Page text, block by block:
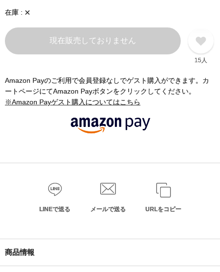
在庫 ×
現在販売しておりません
15人
Amazon Payのご利用で会員登録なしでゲスト購入ができます。カ
ートページにてAmazon Payボタンをクリックしてください。
※Amazon Payゲスト購入についてはこちら
LINEで送る メールで送る URLをコピー
商品情報